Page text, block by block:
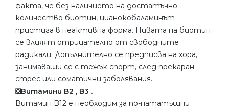
факта, че без наличието на достатъчно
количество биотин, цианокобаламинът
пристига в неактивна форма. Нивата на биотин
се влияят отрицателно от свободните
радикали. Допълнително се предписва на хора,
занимаващи се с тежък спорт, след прекаран
стрес или соматични заболявания.
❎Витамини B2 , B3 .
Витамин B12 е необходим за по-нататъшни